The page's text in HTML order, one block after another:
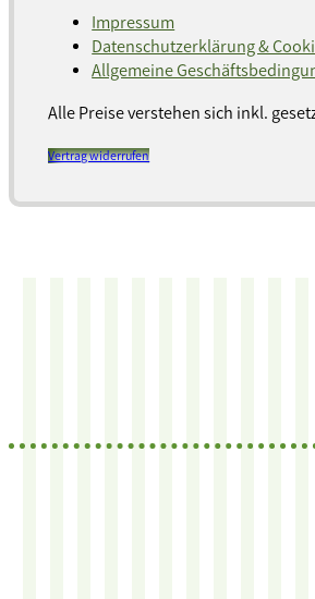
Impressum
Datenschutzerklärung &
Allgemeine
Alle Preise verstehen sich inkl.
Vertrag widerrufen